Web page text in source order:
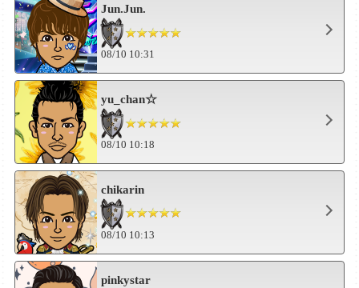
Jun.Jun.
08/10 10:31
yu_chan☆
08/10 10:18
chikarin
08/10 10:13
pinkystar